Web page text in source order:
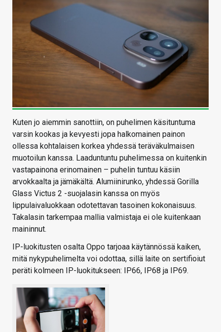
Kuten jo aiemmin sanottiin, on puhelimen käsituntuma
varsin kookas ja kevyesti jopa halkomainen painon
ollessa kohtalaisen korkea yhdessä teräväkulmaisen
muotoilun kanssa. Laaduntuntu puhelimessa on kuitenkin
vastapainona erinomainen – puhelin tuntuu käsiin
arvokkaalta ja jämäkältä. Alumiinirunko, yhdessä Gorilla
Glass Victus 2 -suojalasin kanssa on myös
lippulaivaluokkaan odotettavan tasoinen kokonaisuus.
Takalasin tarkempaa mallia valmistaja ei ole kuitenkaan
maininnut.
IP-luokitusten osalta Oppo tarjoaa käytännössä kaiken,
mitä nykypuhelimelta voi odottaa, sillä laite on sertifioiut
peräti kolmeen IP-luokitukseen: IP66, IP68 ja IP69.